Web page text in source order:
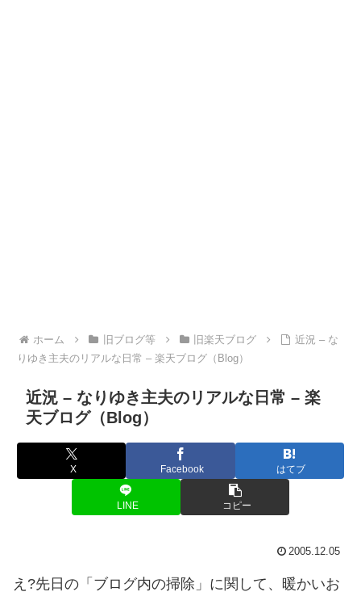
ホーム 旧ブログ等 旧楽天ブログ
近況 – な
りゆき主夫のリアルな日常 – 楽天ブログ（Blog）
近況 – なりゆき主夫のリアルな日常 – 楽
天ブログ（Blog）
X Facebook はてブ
LINE コピー
2005.12.05
え?先日の「ブログ内の掃除」に関して、暖かいお